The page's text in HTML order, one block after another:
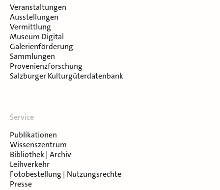
Veranstaltungen
Ausstellungen
Vermittlung
Museum Digital
Galerienförderung
Sammlungen
Provenienzforschung
Salzburger Kulturgüterdatenbank
Service
Publikationen
Wissenszentrum
Bibliothek | Archiv
Leihverkehr
Fotobestellung | Nutzungsrechte
Presse